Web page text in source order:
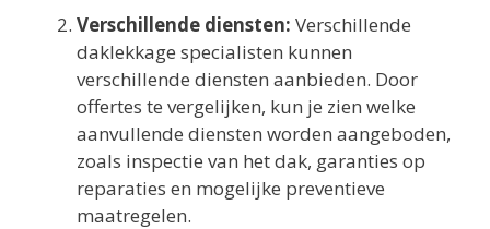
Verschillende diensten: Verschillende
daklekkage specialisten kunnen
verschillende diensten aanbieden. Door
offertes te vergelijken, kun je zien welke
aanvullende diensten worden aangeboden,
zoals inspectie van het dak, garanties op
reparaties en mogelijke preventieve
maatregelen.